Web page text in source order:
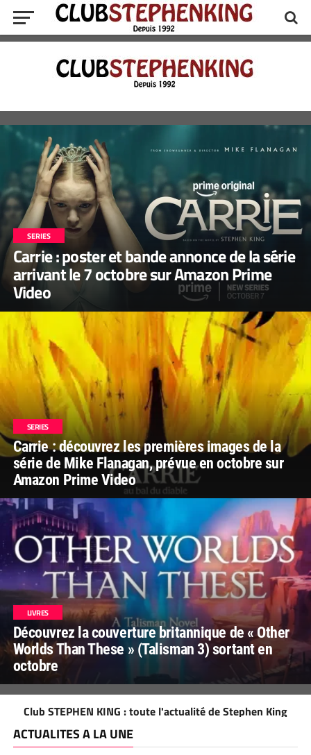
SERIES
Carrie : poster et bande annonce de la série
arrivant le 7 octobre sur Amazon Prime
Video
SERIES
Carrie : découvrez les premières images de la
série de Mike Flanagan, prévue en octobre sur
Amazon Prime Video
LIVRES
Découvrez la couverture britannique de « Other
Worlds Than These » (Talisman 3) sortant en
octobre
Club STEPHEN KING : toute l'actualité de Stephen King
ACTUALITES A LA UNE